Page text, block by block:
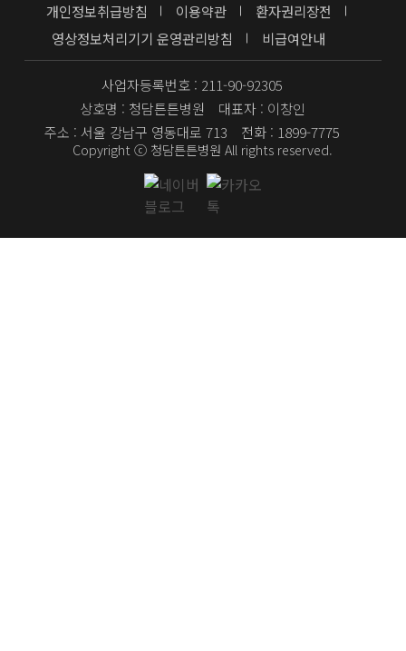
개인정보취급방침 이용약관
환자권리장전
영상정보처리기기 운영관리방침
비급여안내
사업자등록번호 : 211-90-92305
상호명 : 청담튼튼병원
대표자 : 이창인
주소 : 서울 강남구 영동대로 713
전화 : 1899-7775
Copyright ⓒ 청담튼튼병원 All rights reserved.